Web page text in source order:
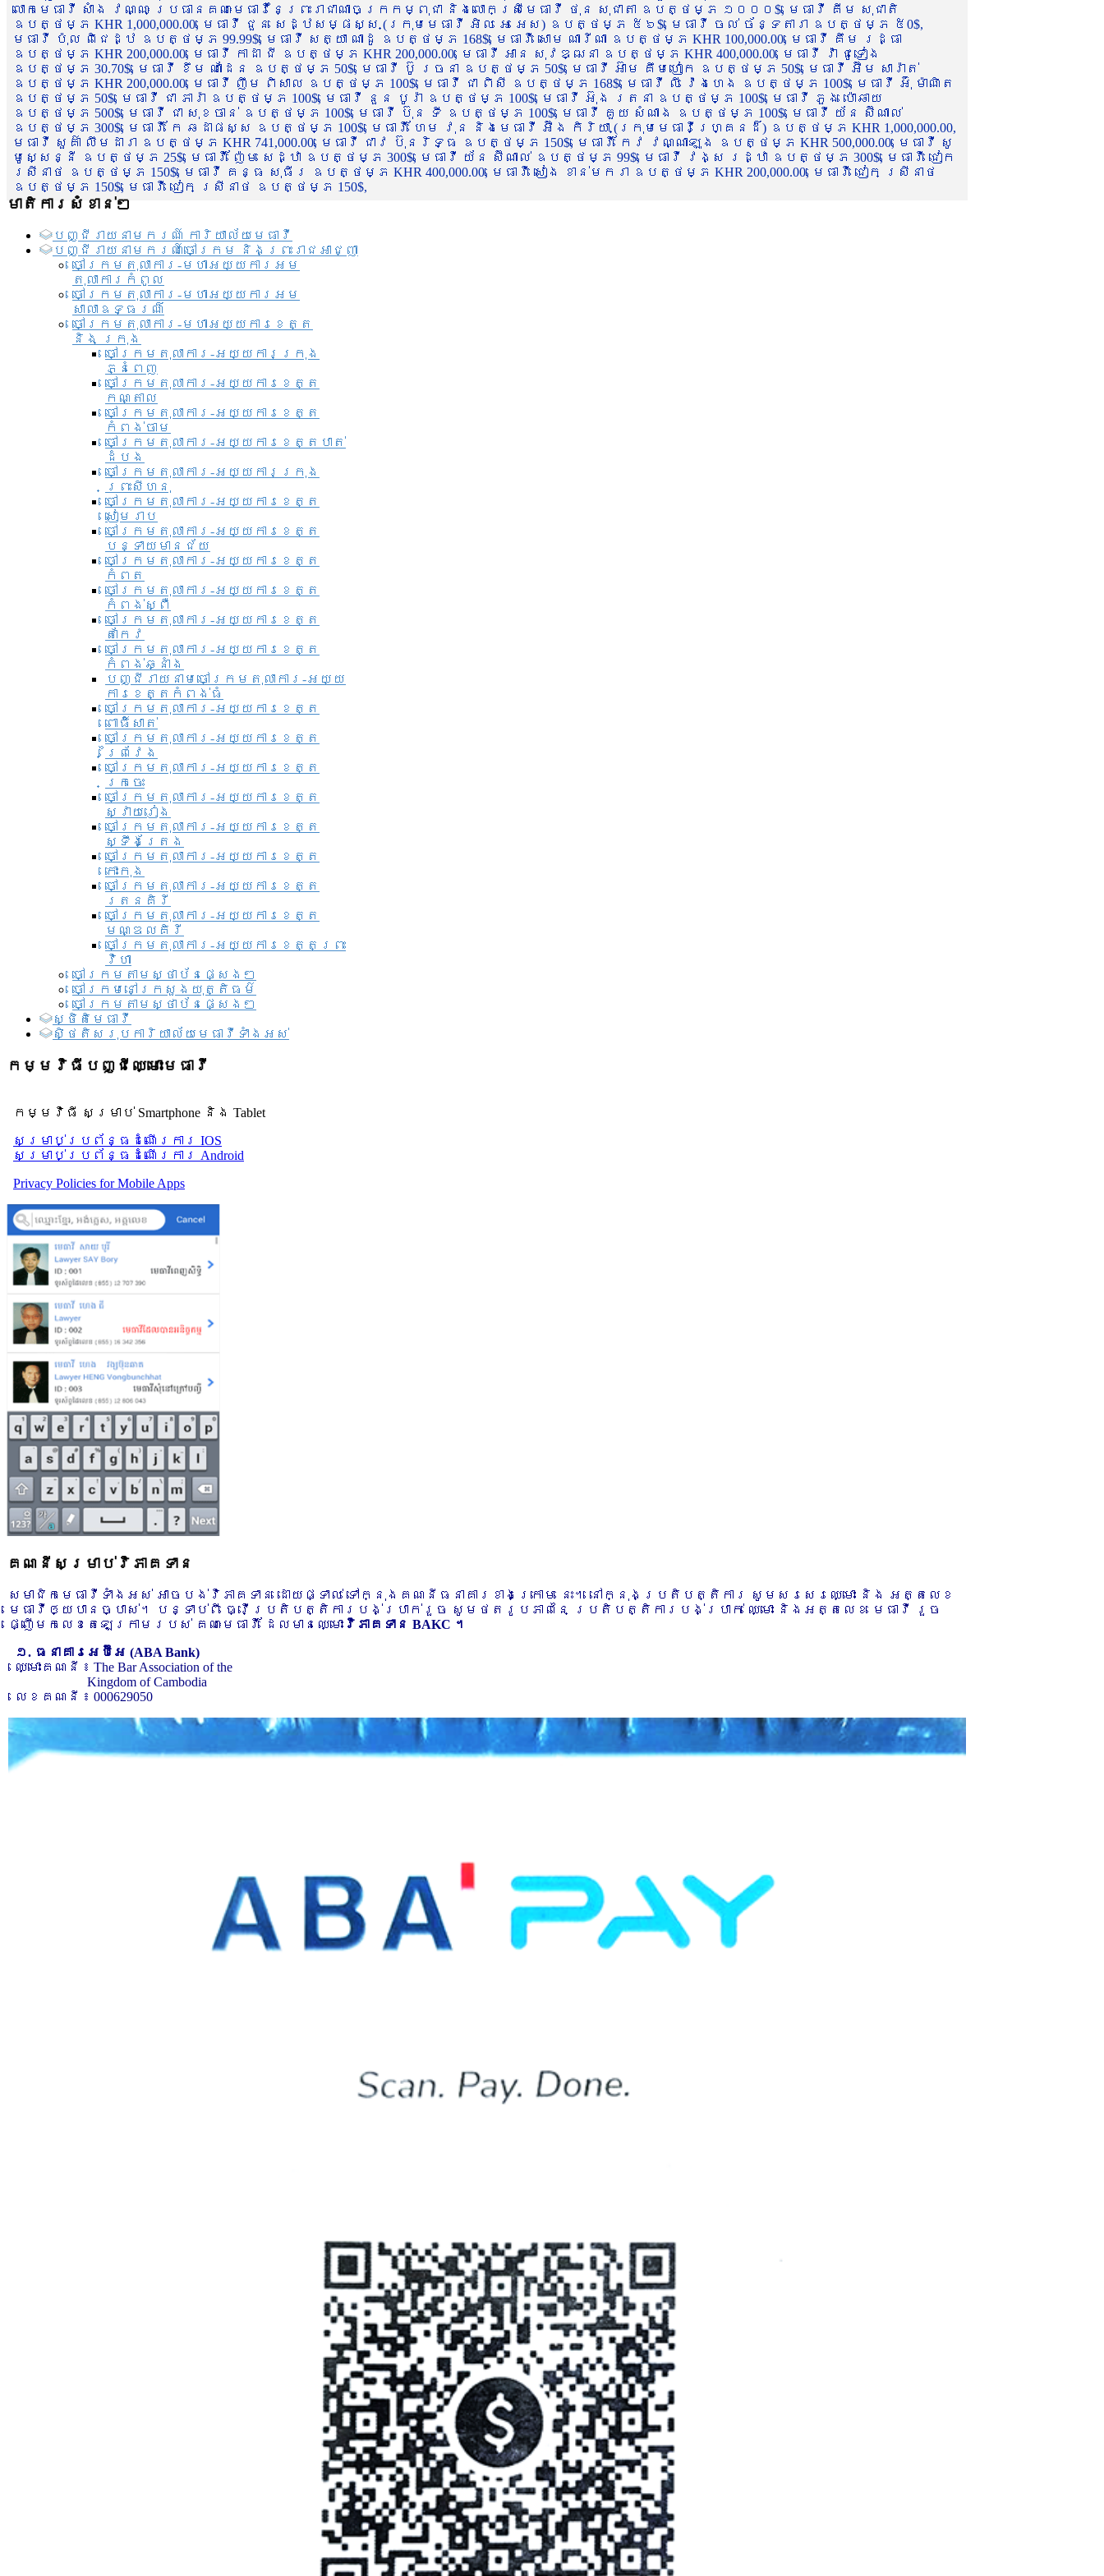
លោកមេធាវី សាំង វណ្ណៈ ប្រធានគណៈមេធាវីនៃព្រះរាជាណាចក្រកម្ពុជា និងលោកស្រីមេធាវី ថុន សុជាតា ឧបត្ថម្ភ ១០០០$, មេធាវី គីម សុជាតិ
ឧបត្ថម្ភ KHR 1,000,000.00, មេធាវី ជួន សេដ្ឋសម្ផស្ស (ក្រុមមេធាវី អិល អេ អេស) ឧបត្ថម្ភ ៥៦$, មេធាវី ចល់ ច័ន្ទតារា ឧបត្ថម្ភ ៥0$,
មេធាវី ប៉ុល ពិជេដ្ឋ ឧបត្ថម្ភ 99.99$, មេធាវី សត្យា ណាដូ ឧបត្ថម្ភ 168$, មេធាវី សោម ណារីណា ឧបត្ថម្ភ KHR 100,000.00, មេធាវី គឹម រដ្ធា
ឧបត្ថម្ភ KHR 200,000.00, មេធាវី កាដា ជី ឧបត្ថម្ភ KHR 200,000.00, មេធាវី អាន សុវឌ្ឍនា ឧបត្ថម្ភ KHR 400,000.00, មេធាវី វ៉ា ជូទៀង
ឧបត្ថម្ភ 30.70$, មេធាវី ខឹម ណាដែន ឧបត្ថម្ភ 50$, មេធាវី ប៊ូ រចនា ឧបត្ថម្ភ 50$, មេធាវី អ៊ាម គឹមហៀក ឧបត្ថម្ភ 50$, មេធាវី អ៊ឹម សារ៉ាត់
ឧបត្ថម្ភ KHR 200,000.00, មេធាវី ញឹម ពិសាល ឧបត្ថម្ភ 100$, មេធាវី ជា ពិសី ឧបត្ថម្ភ 168$, មេធាវី លី វ៉េងហេង ឧបត្ថម្ភ 100$, មេធាវី អ៊ុំ ម៉ាណិត
ឧបត្ថម្ភ 50$, មេធាវី ជា ភារ៉ា ឧបត្ថម្ភ 100$, មេធាវី នួន បូរ៉ា ឧបត្ថម្ភ 100$, មេធាវី អ៊ុង រតនា ឧបត្ថម្ភ 100$, មេធាវី ភួង ប៉ោឆាយ
ឧបត្ថម្ភ 500$, មេធាវី ជា សុខចាន់ ឧបត្ថម្ភ 100$, មេធាវី ប៊ុន ទី ឧបត្ថម្ភ 100$, មេធាវី គួយ សំណាង ឧបត្ថម្ភ 100$, មេធាវី យ័ន ស៊ីណាល់
ឧបត្ថម្ភ 300$, មេធាវី កែ ឆដាផស្ស ឧបត្ថម្ភ 100$, មេធាវី ហែម វុន និងមេធាវី អ៊ឹង កិរិយា (ក្រុមមេធាវីហ្គ្រេនដ៏) ឧបត្ថម្ភ KHR 1,000,000.00,
មេធាវី សួគ៌ា លឹមដារា ឧបត្ថម្ភ KHR 741,000.00, មេធាវី ជាវ ប៊ុនរិទ្ធ ឧបត្ថម្ភ 150$, មេធាវី កែវ វណ្ណាឡុង ឧបត្ថម្ភ KHR 500,000.00, មេធាវី សូ
មូសេ្សន្នី ឧបត្ថម្ភ 25$, មេធាវី ញ៉ែម សេដ្ឋា ឧបត្ថម្ភ 300$, មេធាវី យ័ន ស៊ីណាល់ ឧបត្ថម្ភ 99$, មេធាវី វង្ស រដ្ឋា ឧបត្ថម្ភ 300$, មេធាវី ជៀក
ស្រីនាថ ឧបត្ថម្ភ 150$, មេធាវី គន្ធ សុធីរ ឧបត្ថម្ភ KHR 400,000.00, មេធាវី សៀង ខាន់មករា ឧបត្ថម្ភ KHR 200,000.00, មេធាវី ជៀក ស្រីនាថ
ឧបត្ថម្ភ 150$, មេធាវី ជៀក ស្រីនាថ ឧបត្ថម្ភ 150$,
មាតិការសំខាន់ៗ
បញ្ជី​រាយ​នាមករណ៍ ការិយាល័យ​មេធាវី​
បញ្ជី​រាយ​នាមករណ៍​ចៅក្រម និងព្រះរាជអាជ្ញា
ចៅក្រមតុលាការ-មហាអយ្យការអម
តុលាការកំពូល
ចៅក្រមតុលាការ-មហាអយ្យការអម
សាលាឧទ្ធរណ៏
ចៅក្រមតុលាការ-មហាអយ្យការខេត្ត
និង ក្រុង
ចៅក្រមតុលាការ-អយ្យការក្រុង
ភ្នំពេញ
ចៅក្រមតុលាការ-អយ្យការខេត្ត
កណ្តាល
ចៅក្រមតុលាការ-អយ្យការខេត្ត
កំពង់ចាម
ចៅក្រមតុលាការ-អយ្យការខេត្តបាត់
ដំបង
ចៅក្រមតុលាការ-អយ្យការ​ក្រុង
ព្រះសីហនុ
ចៅក្រមតុលាការ-អយ្យការខេត្ត
សៀមរាប
ចៅក្រមតុលាការ-អយ្យការខេត្ត
បន្ទាយមានជ័យ
ចៅក្រមតុលាការ-អយ្យការខេត្ត
កំពត
ចៅក្រមតុលាការ-អយ្យការខេត្ត
កំពង់ស្ពឺ
ចៅក្រមតុលាការ-អយ្យការខេត្ត
តាកែវ
ចៅក្រមតុលាការ-អយ្យការខេត្ត
កំពង់ឆ្នាំង
បញ្ជីរាយនាមចៅក្រមតុលាការ-អយ្យ
ការខេត្តកំពង់ធំ
ចៅក្រមតុលាការ-អយ្យការខេត្ត
ពោធិ៍សាត់
ចៅក្រមតុលាការ-អយ្យការខេត្ត
ព្រៃវែង
ចៅក្រមតុលាការ-អយ្យការខេត្ត
ក្រចេះ
ចៅក្រមតុលាការ-អយ្យការខេត្ត
ស្វាយរៀង
ចៅក្រមតុលាការ-អយ្យការខេត្ត
ស្ទឹងត្រែង
ចៅក្រមតុលាការ-អយ្យការខេត្ត
កោះកុង
ចៅក្រមតុលាការ-អយ្យការខេត្ត
រតនគិរី
ចៅក្រមតុលាការ-អយ្យការខេត្ត
មណ្ឌលគិរី
ចៅក្រមតុលាការ-អយ្យការខេត្តព្រះ
វិហា
ចៅក្រមតាមស្ថាប័នផ្សេងៗ
ចៅក្រមនៅក្រសួងយុត្តិធម៌
ចៅក្រមតាមស្ថាប័នផ្សេងៗ
ស្ថិតិមេធាវី
សិ្ថតិសរុបការិយាល័យមេធាវីទាំងអស់​
កម្មវិធីបញ្ជីឈ្មោះមេធាវី
កម្មវិធី សម្រាប់ Smartphone និង Tablet
សម្រាប់​ប្រព័ន្ធដំណើរការ IOS
សម្រាប់​ប្រព័ន្ធដំណើរការ Android
Privacy Policies for Mobile Apps
គណនីសម្រាប់វិភាគទាន
សមាជិកមេធាវីទាំងអស់ អាចបង់វិភាគទាន ដោយផ្ទាល់ ទៅក្នុងគណនីធនាគារខាងក្រោម នេះ។ នៅក្នុងប្រតិបត្តិការ សូមសរសេរឈ្មោះ និង អត្តលេខ
មេធាវីឲ្យបានច្បាស់។ បន្ទាប់ពី ធ្វើប្រតិបត្តិការបង់ប្រាក់រួច សូមថតរូបភាពនៃ ប្រតិបត្តិការបង់ប្រាក់ ឈ្មោះ និងអត្តលេខ មេធាវី រួច
ផ្ញើមកលេខតេឡេក្រាមរបស់ គណៈមេធាវី ដែលមានឈ្មោះ វិភាគទាន BAKC ។
១. ធនាគារអេប៊ីអេ (ABA Bank)
ឈ្មោះគណនី ៖ The Bar Association of the
Kingdom of Cambodia
លេខគណនី ៖ 000629050